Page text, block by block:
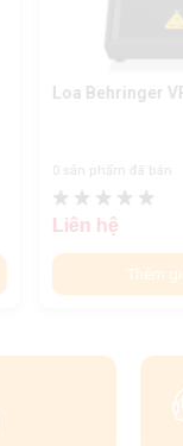
Loa Behringer
0 sản phẩm đã bán
Liên hệ
Thêm